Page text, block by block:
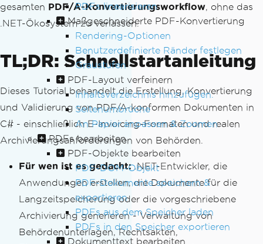
PDFs linearisieren
Maßgeschneiderte PDF-Konvertierung
Rendering-Optionen
Benutzerdefinierte Ränder festlegen
Graustufen
PDF-Layout verfeinern
Inhaltsverzeichnis hinzufügen.
Seitenumbrüche
An Papier anpassen & Zoomen
PDFs bearbeiten
PDF-Objekte bearbeiten
PDF-DOM-Objekt
PDF-Dokumente speichern &
exportieren
PDFs aus dem Speicher laden
PDFs in den Speicher exportieren
Dokumenttext bearbeiten
gesamten PDF/A-Konvertierungsworkflow, ohne das
.NET-Ökosystem zu verlassen.
TL;DR: Schnellstartanleitung
Dieses Tutorial behandelt die Erstellung, Konvertierung
und Validierung von PDF/A-konformen Dokumenten in
C# - einschließlich E-Invoicing-Formaten und realen
Archivierungsanforderungen von Behörden.
Für wen ist es gedacht:.NET-Entwickler, die
Anwendungen erstellen, die Dokumente für die
Langzeitspeicherung oder die vorgeschriebene
Archivierung generieren - Verwaltung von
Behördenunterlagen, Rechtsakten,